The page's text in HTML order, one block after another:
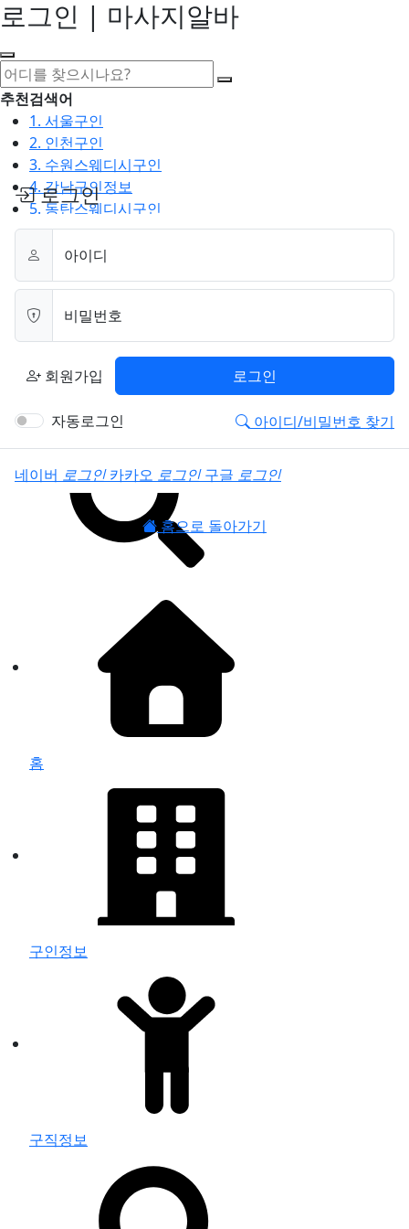
로그인 | 마사지알바
추천검색어
1. 서울구인
2. 인천구인
3. 수원스웨디시구인
4. 강남구인정보
5. 동탄스웨디시구인
최근검색어
1. 일산마사지구인
2. 성남아로마구인
3. 스웨디시구인
5. 아로마구인
로그인
로그인
아이디
비밀번호
회원가입 로그인
자동로그인 아이디/비밀번호 찾기
소셜계정으로 로그인
네이버 로그인 카카오 로그인 구글 로그인
홈으로 돌아가기
홈
구인정보
구직정보